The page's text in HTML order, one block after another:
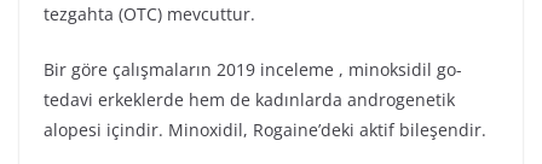
tezgahta (OTC) mevcuttur.
Bir göre çalışmaların 2019 inceleme , minoksidil go-
tedavi erkeklerde hem de kadınlarda androgenetik
alopesi içindir. Minoxidil, Rogaine’deki aktif bileşendir.